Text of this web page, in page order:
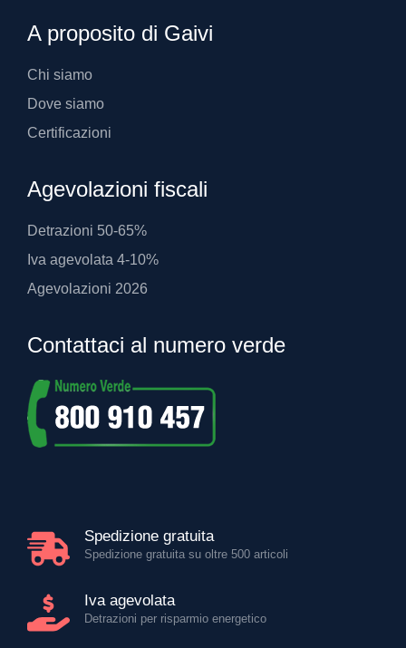
A proposito di Gaivi
Chi siamo
Dove siamo
Certificazioni
Agevolazioni fiscali
Detrazioni 50-65%
Iva agevolata 4-10%
Agevolazioni 2026
Contattaci al numero verde
Spedizione gratuita
Spedizione gratuita su oltre 500 articoli
Iva agevolata
Detrazioni per risparmio energetico